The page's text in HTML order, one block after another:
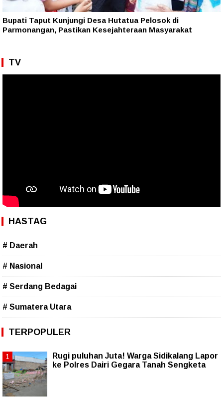
Bupati Taput Kunjungi Desa Hutatua Pelosok di
Parmonangan, Pastikan Kesejahteraan Masyarakat
TV
HASTAG
# Daerah
# Nasional
# Serdang Bedagai
# Sumatera Utara
TERPOPULER
Rugi puluhan Juta! Warga Sidikalang Lapor
ke Polres Dairi Gegara Tanah Sengketa